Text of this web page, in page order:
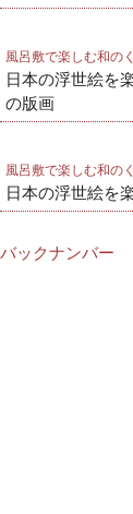
風呂敷で楽しむ和
日本の浮世絵を
の版画
風呂敷で楽しむ和
日本の浮世絵を
バックナンバー